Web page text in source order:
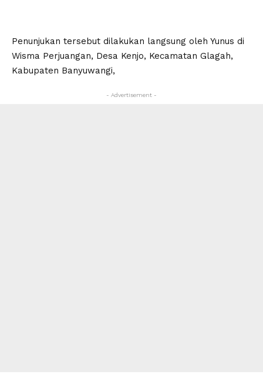
Penunjukan tersebut dilakukan langsung oleh Yunus di
Wisma Perjuangan, Desa Kenjo, Kecamatan Glagah,
Kabupaten Banyuwangi,
- Advertisement -